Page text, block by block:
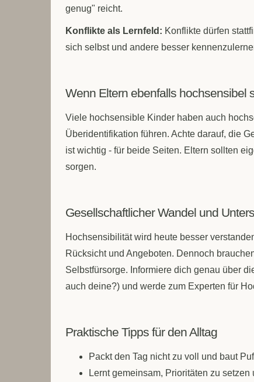
genug" reicht.
Konflikte als Lernfeld: Konflikte dürfen
sich selbst und andere besser
Wenn Eltern ebenfalls hochsensibel
Viele hochsensible Kinder haben auch
Überidentifikation führen. Achte darauf, die
ist wichtig - für beide Seiten. Eltern sollten
sorgen.
Gesellschaftlicher Wandel und
Hochsensibilität wird heute besser
Rücksicht und Angeboten. Dennoch
Selbstfürsorge. Informiere dich genau über
auch deine?) und werde zum Experten für
Praktische Tipps für den Alltag
Packt den Tag nicht zu voll und baut
Lernt gemeinsam, Prioritäten zu